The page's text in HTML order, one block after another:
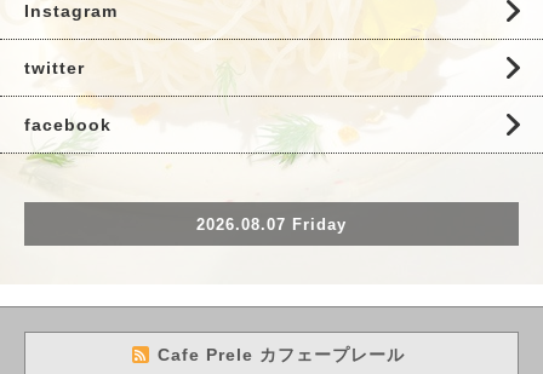
Instagram
twitter
facebook
2026.08.07 Friday
Cafe Prele カフェープレール